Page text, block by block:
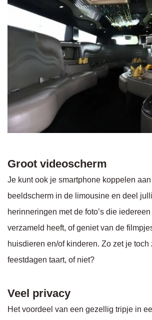
Groot videoscherm
Je kunt ook je smartphone koppelen
beeldscherm in de limousine en deel
herinneringen met de foto’s die
verzameld heeft, of geniet van de
huisdieren en/of kinderen. Zo zet je toch
feestdagen taart, of niet?
Veel privacy
Het voordeel van een gezellig tripje in